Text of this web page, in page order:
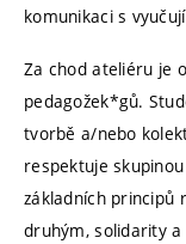
komunikaci s
Za chod ateliéru je
pedagožek*gů.
tvorbě a/nebo
respektuje
základních principů
druhým, solidarity